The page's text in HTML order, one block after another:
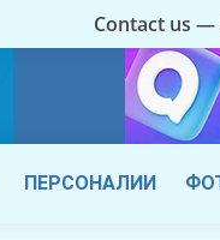
Contact us —
ПЕРСОНАЛИИ